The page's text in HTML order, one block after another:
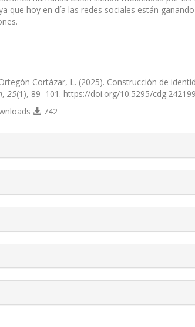
que hoy en día las redes sociales están
Cortázar, L. (2025). Construcción de
, 25(1), 89–101. https://doi.org/10.5295/
742